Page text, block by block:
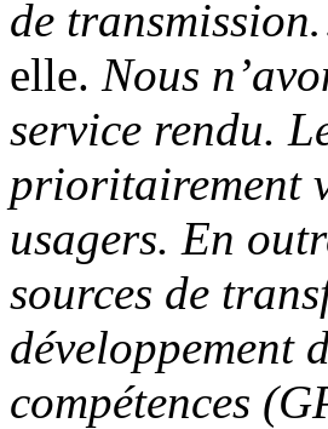
de
elle. Nous
service rendu.
prioritairement
usagers. En
sources de
développement
compétences